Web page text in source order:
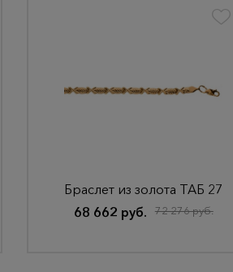
Браслет из золота ТАБ 27
68 662 руб.
72 276 руб.